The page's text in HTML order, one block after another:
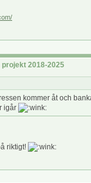
2018-2025
kommer åt och
igår
riktigt!